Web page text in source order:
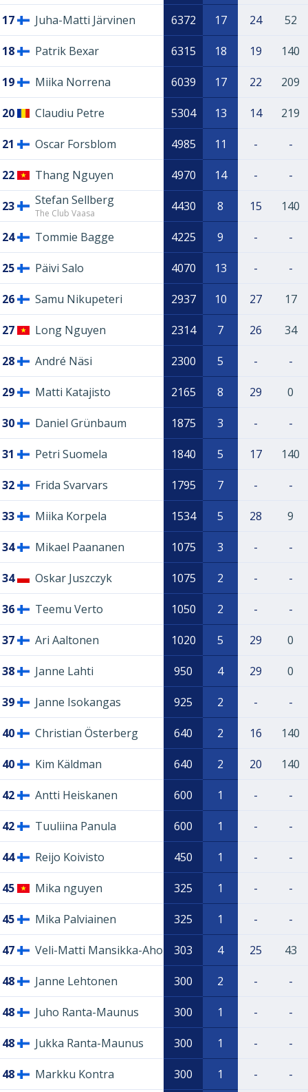
17 Juha-Matti Järvinen 6372 17 24 52
18 Patrik Bexar 6315 18 19 140
19 Miika Norrena 6039 17 22 209
20 Claudiu Petre 5304 13 14 219
21 Oscar Forsblom 4985 11 - -
22 Thang Nguyen 4970 14 - -
23 Stefan Sellberg
The Club Vaasa 4430 8 15 140
24 Tommie Bagge 4225 9 - -
25 Päivi Salo 4070 13 - -
26 Samu Nikupeteri 2937 10 27 17
27 Long Nguyen 2314 7 26 34
28 André Näsi 2300 5 - -
29 Matti Katajisto 2165 8 29 0
30 Daniel Grünbaum 1875 3 - -
31 Petri Suomela 1840 5 17 140
32 Frida Svarvars 1795 7 - -
33 Miika Korpela 1534 5 28 9
34 Mikael Paananen 1075 3 - -
34 Oskar Juszczyk 1075 2 - -
36 Teemu Verto 1050 2 - -
37 Ari Aaltonen 1020 5 29 0
38 Janne Lahti 950 4 29 0
39 Janne Isokangas 925 2 - -
40 Christian Österberg 640 2 16 140
40 Kim Käldman 640 2 20 140
42 Antti Heiskanen 600 1 - -
42 Tuuliina Panula 600 1 - -
44 Reijo Koivisto 450 1 - -
45 Mika nguyen 325 1 - -
45 Mika Palviainen 325 1 - -
47 Veli-Matti Mansikka-Aho 303 4 25 43
48 Janne Lehtonen 300 2 - -
48 Juho Ranta-Maunus 300 1 - -
48 Jukka Ranta-Maunus 300 1 - -
48 Markku Kontra 300 1 - -